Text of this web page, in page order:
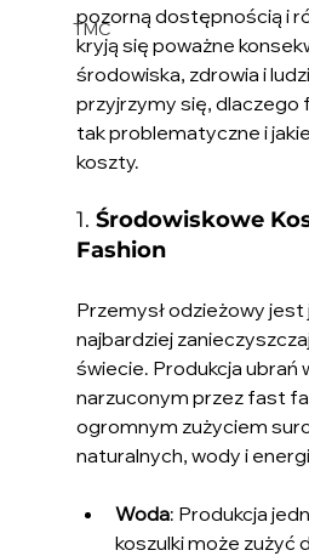
TMC
pozorną dostępnością i
kryją się poważne
środowiska, zdrowia i
przyjrzymy się,
tak problematyczne i
koszty.
1. Środowiskowe
Fashion
Przemysł odzieżowy jest
najbardziej
świecie. Produkcja ubrań
narzuconym przez fast
ogromnym zużyciem
naturalnych, wody i
Woda: Produkcja
koszulki może zużyć